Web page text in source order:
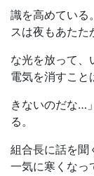
識を高めている
スは夜もあたた
な光を放って、
電気を消すこと
きないのだな…
る。
組合長に話を聞
一気に寒くなっ